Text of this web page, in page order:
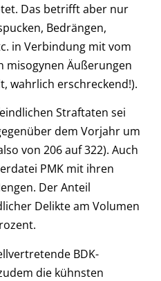
Das betrifft aber nur
Bedrängen,
in Verbindung mit vom
misogynen Äußerungen
wahrlich erschreckend!).
Straftaten sei
dem Vorjahr um
von 206 auf 322). Auch
PMK mit ihren
Der Anteil
Delikte am Volumen
BDK-
die kühnsten